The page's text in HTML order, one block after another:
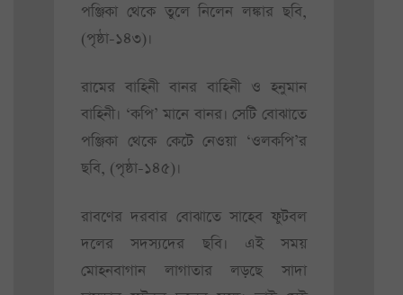
পঞ্জিকা থেকে তুলে নিলেন লঙ্কার ছবি,
(পৃষ্ঠা-১৪৩)।
রামের বাহিনী বানর বাহিনী ও হনুমান
বাহিনী। ‘কপি’ মানে বানর। সেটি বোঝাতে
পঞ্জিকা থেকে কেটে নেওয়া ‘ওলকপি’র
ছবি, (পৃষ্ঠা-১৪৫)।
রাবণের দরবার বোঝাতে সাহেব ফুটবল
দলের সদস্যদের ছবি। এই সময়
মোহনবাগান লাগাতার লড়ছে সাদা